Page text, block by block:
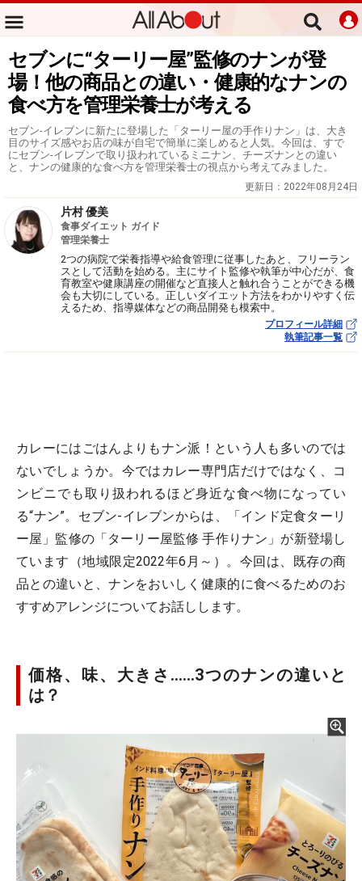
セブンに“ターリー屋”監修のナンが登
場！他の商品との違い・健康的なナンの
食べ方を管理栄養士が考える
セブン-イレブンに新たに登場した「ターリー屋の手作りナン」は、大き
目のサイズ感やお店の味が自宅で簡単に楽しめると人気。今回は、すで
にセブン-イレブンで取り扱われているミニナン、チーズナンとの違い
と、ナンの健康的な食べ方を管理栄養士の視点から考えてみました。
更新日： 2022年08月24日
片村 優美
食事ダイエット ガイド
管理栄養士
2つの病院で栄養指導や給食管理に従事したあと、フリーラン
スとして活動を始める。主にサイト監修や執筆が中心だが、食
育教室や健康講座の開催など直接人と触れ合うことができる機
会も大切にしている。正しいダイエット方法をわかりやすく伝
えるため、指導媒体などの商品開発も模索中。
プロフィール詳細
執筆記事一覧
カレーにはごはんよりもナン派！という人も多いのでは
ないでしょうか。今ではカレー専門店だけではなく、コ
ンビニでも取り扱われるほど身近な食べ物になってい
る“ナン”。セブン-イレブンからは、「インド定食ターリ
ー屋」監修の「ターリー屋監修 手作りナン」が新登場し
ています（地域限定2022年6月～）。今回は、既存の商
品との違いと、ナンをおいしく健康的に食べるためのお
すすめアレンジについてお話しします。
価格、味、大きさ……3つのナンの違いと
は？